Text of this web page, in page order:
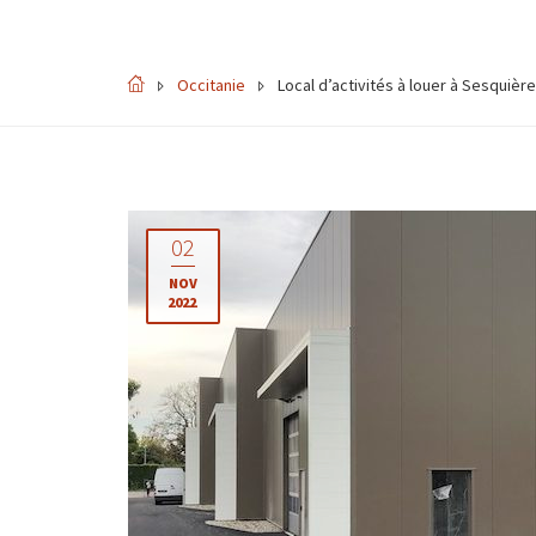
Occitanie Local d’activités à louer à
02
NOV
2022